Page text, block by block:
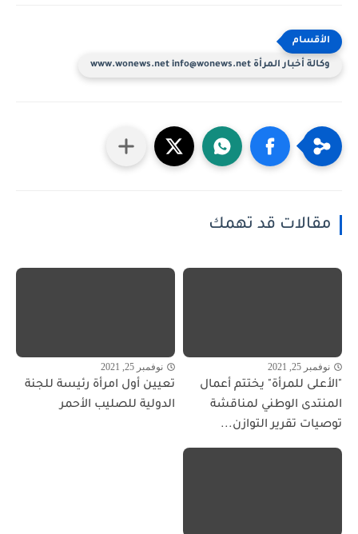
وكالة أخبار المرأة www.wonews.net info@wonews.net
مقالات قد تهمك
نوفمبر 25, 2021
"الأعلى للمرأة" يختتم أعمال
المنتدى الوطني لمناقشة
توصيات تقرير التوازن...
نوفمبر 25, 2021
تعيين أول امرأة رئيسة للجنة
الدولية للصليب الأحمر